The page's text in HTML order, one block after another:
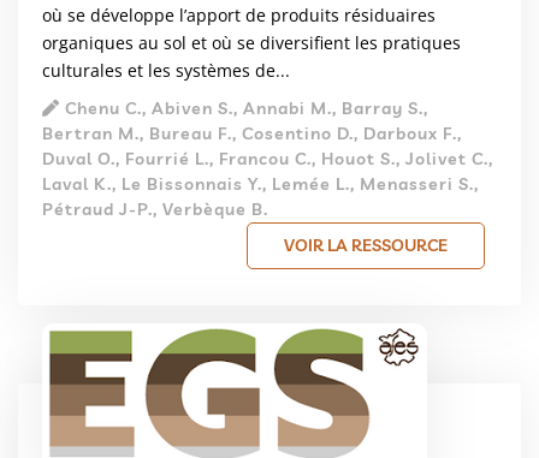
où se développe l’apport de produits résiduaires
organiques au sol et où se diversifient les pratiques
culturales et les systèmes de...
Chenu C., Abiven S., Annabi M., Barray S.,
Bertran M., Bureau F., Cosentino D., Darboux F.,
Duval O., Fourrié L., Francou C., Houot S., Jolivet C.,
Laval K., Le Bissonnais Y., Lemée L., Menasseri S.,
Pétraud J-P., Verbèque B.
VOIR LA RESSOURCE